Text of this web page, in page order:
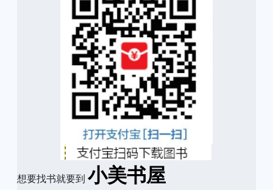
想要找书就要到 小美书屋